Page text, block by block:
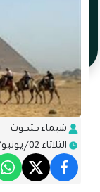
شيماء حتحوت
الثلاثاء 02/يونيو/2026 - 11:55 م